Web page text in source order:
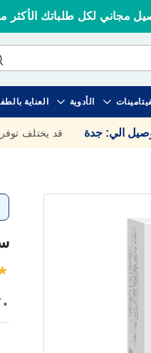
مجاني لكل طلباتك الأكثر من 100
الأدوية العناية
الي: جدة قد يختلف